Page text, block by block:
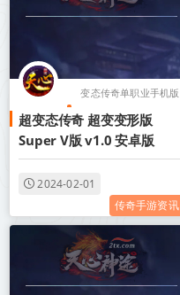
变态传奇单职业手机版
无任务
变态传奇世界手机版SF
变态传奇装备带极品属
性
超变态传奇 超变变形版
Super V版 v1.0 安卓版
2024-02-01
传奇手游资讯